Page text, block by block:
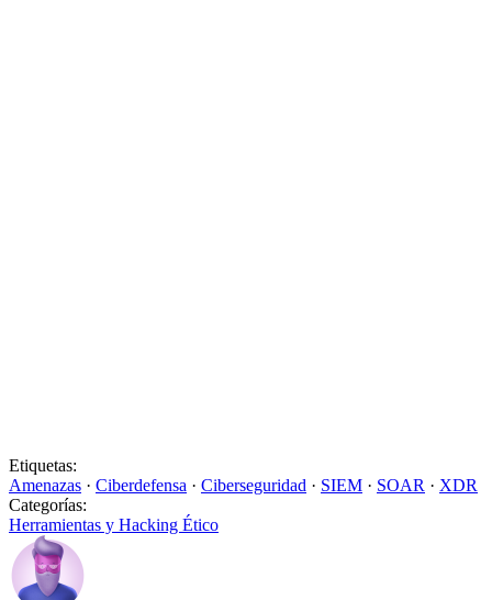
Etiquetas:
Amenazas · Ciberdefensa · Ciberseguridad · SIEM · SOAR · XDR
Categorías:
Herramientas y Hacking Ético